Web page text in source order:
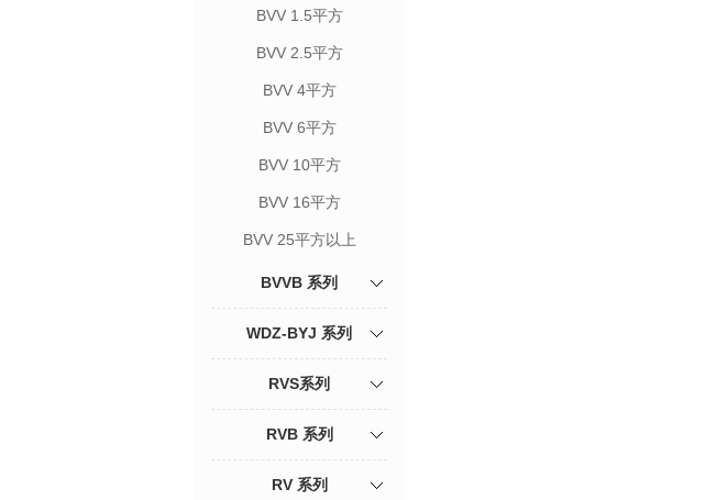
BVV 1.5平方
BVV 2.5平方
BVV 4平方
BVV 6平方
BVV 10平方
BVV 16平方
BVV 25平方以上
BVVB 系列
WDZ-BYJ 系列
RVS系列
RVB 系列
RV 系列